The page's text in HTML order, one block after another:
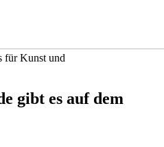
für Kunst und
gibt es auf dem